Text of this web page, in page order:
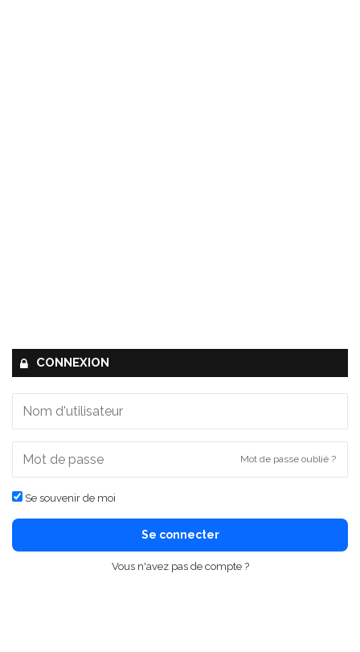
CONNEXION
Mot de passe oublié ?
Se souvenir de moi
Se connecter
Vous n'avez pas de compte ?